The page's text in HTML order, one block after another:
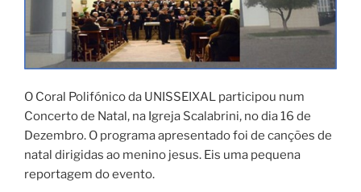
O Coral Polifónico da UNISSEIXAL participou num
Concerto de Natal, na Igreja Scalabrini, no dia 16 de
Dezembro. O programa apresentado foi de canções de
natal dirigidas ao menino jesus. Eis uma pequena
reportagem do evento.